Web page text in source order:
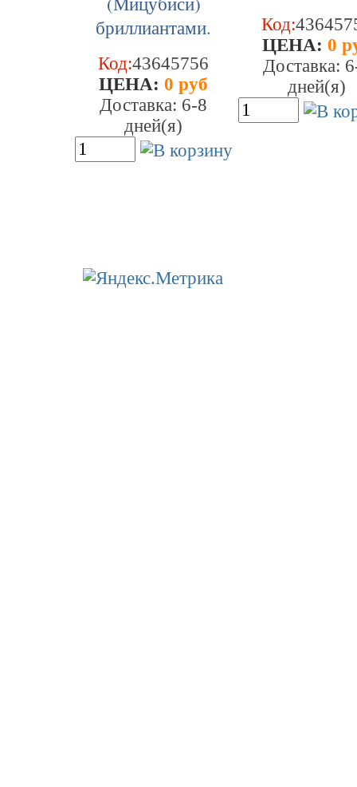
Код:43645756
ЦEHA: 0 руб
Доставка: 6-8
дней(я)
Код:
ЦEHA: 0
Доставка:
дней(я)